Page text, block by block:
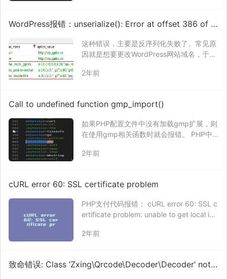
WordPress报错：unserialize(): Error at offset 386 of 11
这种错误，主要是反序列化失败了。常见原
因就是想要更改WordPress网站域名，于是
中的原网址替换为新网址，最后将数据库文
改变…
2年前
Call to undefined function gmp_import()
如果PHP配置文件中没有加载gmp扩展，则
在使用gmp相关函数时就会报错。 PHP中
置文件，删除注释。 extension=gmp 其它
2年前
cURL error 60: SSL certificate problem
PHP支付代码报错： cURL error 60: SSL c
ertificate problem: unable to get local iss
bc…
2年前
致命错误: Class ‘Zxing\Qrcode\Decoder\Decoder’ not f